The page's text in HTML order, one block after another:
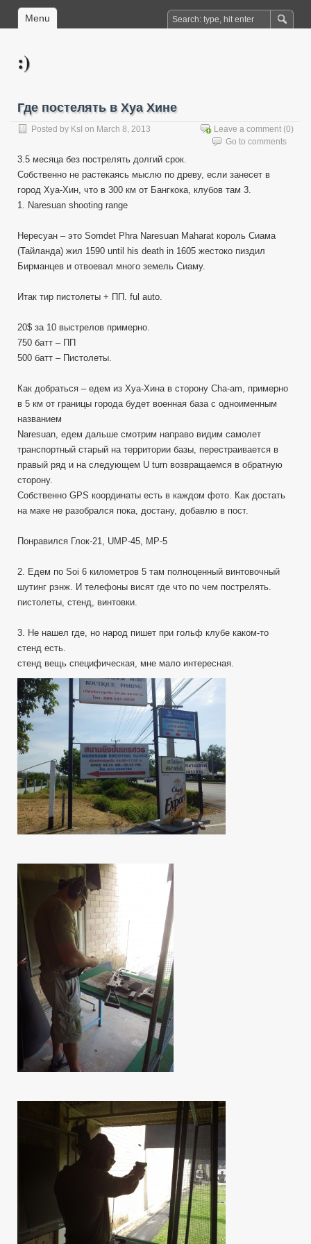
Menu
:)
Где постелять в Хуа Хине
Posted by KsI on March 8, 2013 Leave a comment (0)
Go to comments
3.5 месяца без пострелять долгий срок.
Собственно не растекаясь мыслю по древу, если занесет в
город Хуа-Хин, что в 300 км от Бангкока, клубов там 3.
1. Naresuan shooting range
Нересуан – это Somdet Phra Naresuan Maharat король Сиама
(Тайланда) жил 1590 until his death in 1605 жестоко пиздил
Бирманцев и отвоевал много земель Сиаму.
Итак тир пистолеты + ПП. ful auto.
20$ за 10 выстрелов примерно.
750 батт – ПП
500 батт – Пистолеты.
Как добраться – едем из Хуа-Хина в сторону Cha-am, примерно
в 5 км от границы города будет военная база с одноименным
названием
Naresuan, едем дальше смотрим направо видим самолет
транспортный старый на территории базы, перестраивается в
правый ряд и на следующем U turn возвращаемся в обратную
сторону.
Собственно GPS координаты есть в каждом фото. Как достать
на маке не разобрался пока, достану, добавлю в пост.
Понравился Глок-21, UMP-45, MP-5
2. Едем по Soi 6 километров 5 там полноценный винтовочный
шутинг рэнж. И телефоны висят где что по чем пострелять.
пистолеты, стенд, винтовки.
3. Не нашел где, но народ пишет при гольф клубе каком-то
стенд есть.
стенд вещь специфическая, мне мало интересная.